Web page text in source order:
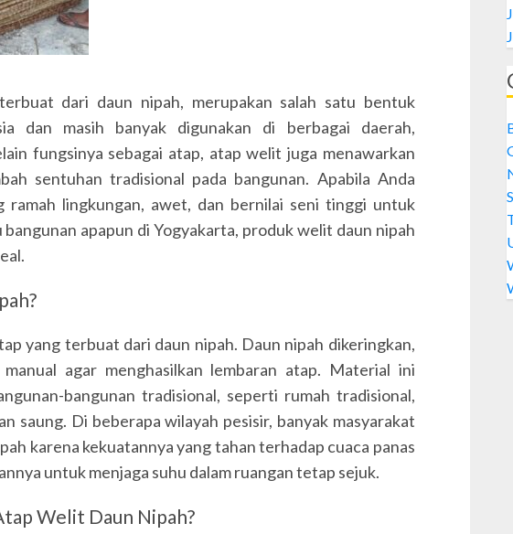
dari daun nipah, merupakan salah satu bentuk
dan masih banyak digunakan di berbagai daerah,
fungsinya sebagai atap, atap welit juga menawarkan
sentuhan tradisional pada bangunan. Apabila Anda
ramah lingkungan, awet, dan bernilai seni tinggi untuk
bangunan apapun di Yogyakarta, produk welit daun nipah
yang terbuat dari daun nipah. Daun nipah dikeringkan,
agar menghasilkan lembaran atap. Material ini
bangunan tradisional, seperti rumah tradisional,
saung. Di beberapa wilayah pesisir, banyak masyarakat
karena kekuatannya yang tahan terhadap cuaca panas
untuk menjaga suhu dalam ruangan tetap sejuk.
Welit Daun Nipah?